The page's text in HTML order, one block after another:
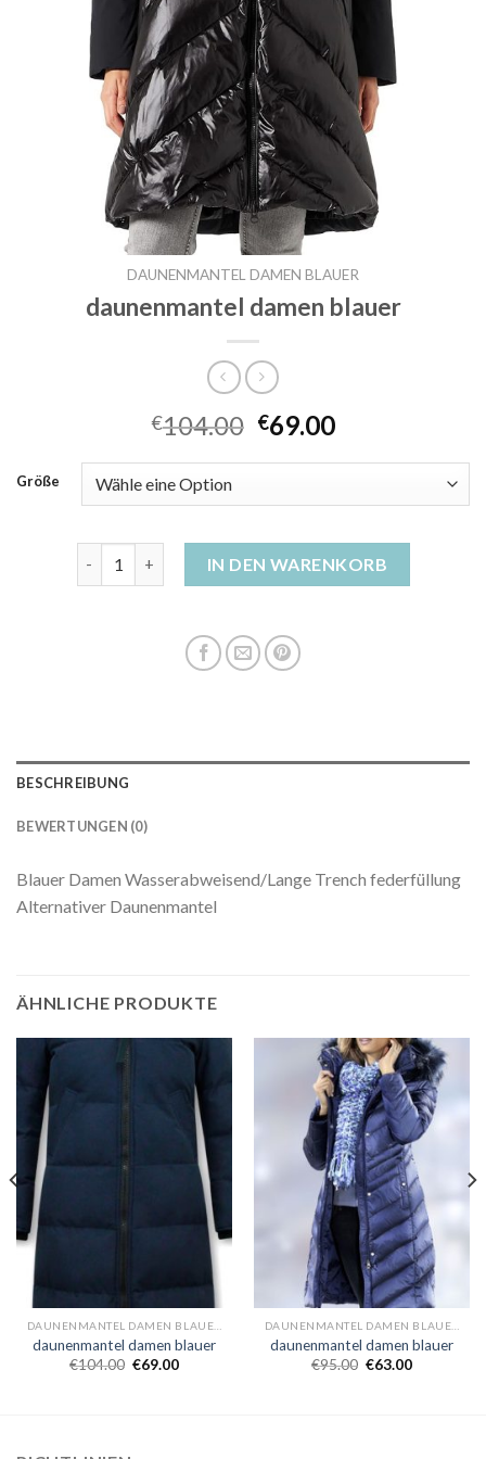
DAUNENMANTEL DAMEN BLAUER
daunenmantel damen blauer
€104.00 €69.00
Größe
IN DEN WARENKORB
BESCHREIBUNG
BEWERTUNGEN (0)
Blauer Damen Wasserabweisend/Lange Trench federfüllung
Alternativer Daunenmantel
ÄHNLICHE PRODUKTE
DAUNENMANTEL DAMEN BLAUER
daunenmantel damen blauer
€104.00 €69.00
DAUNENMANTEL DAMEN BLAUER
daunenmantel damen blauer
€95.00 €63.00